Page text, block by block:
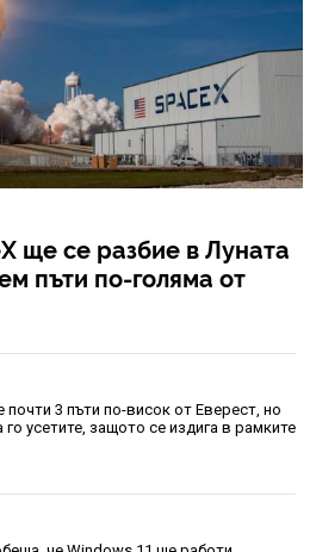
ще се разбие в Луната
пъти по-голяма от
почти 3 пъти по-висок от Еверест, но
усетите, защото се издига в рамките